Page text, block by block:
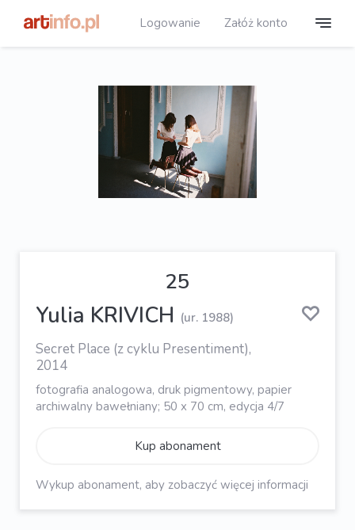
Logowanie Załóż konto
25
Yulia KRIVICH (ur. 1988)
Secret Place (z cyklu Presentiment),
2014
fotografia analogowa, druk pigmentowy, papier
archiwalny bawełniany; 50 x 70 cm, edycja 4/7
Kup abonament
Wykup abonament, aby zobaczyć więcej informacji